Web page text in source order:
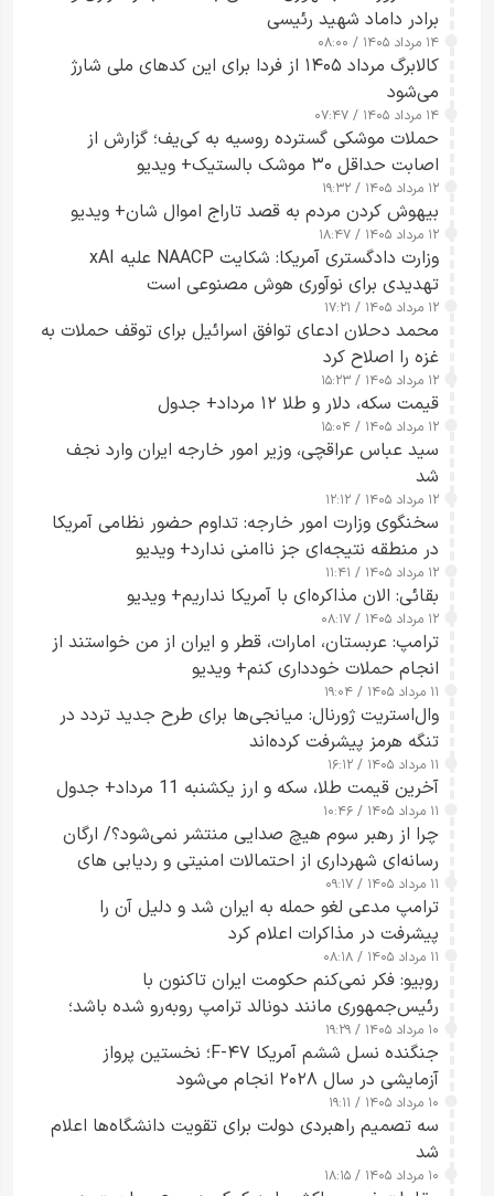
برادر داماد شهید رئیسی
۱۴ مرداد ۱۴۰۵ / ۰۸:۰۰
کالابرگ مرداد ۱۴۰۵ از فردا برای این کدهای ملی شارژ
می‌شود
۱۴ مرداد ۱۴۰۵ / ۰۷:۴۷
حملات موشکی گسترده روسیه به کی‌یف؛ گزارش از
اصابت حداقل ۳۰ موشک بالستیک+ ویدیو
۱۲ مرداد ۱۴۰۵ / ۱۹:۳۲
بیهوش کردن مردم به قصد تاراج اموال شان+ ویدیو
۱۲ مرداد ۱۴۰۵ / ۱۸:۴۷
وزارت دادگستری آمریکا: شکایت NAACP علیه xAI
تهدیدی برای نوآوری هوش مصنوعی است
۱۲ مرداد ۱۴۰۵ / ۱۷:۲۱
محمد دحلان ادعای توافق اسرائیل برای توقف حملات به
غزه را اصلاح کرد
۱۲ مرداد ۱۴۰۵ / ۱۵:۲۳
قیمت سکه، دلار و طلا ۱۲ مرداد+ جدول
۱۲ مرداد ۱۴۰۵ / ۱۵:۰۴
سید عباس عراقچی، وزیر امور خارجه ایران وارد نجف
شد
۱۲ مرداد ۱۴۰۵ / ۱۲:۱۲
سخنگوی وزارت امور خارجه: تداوم حضور نظامی آمریکا
در منطقه نتیجه‌ای جز ناامنی ندارد+ ویدیو
۱۲ مرداد ۱۴۰۵ / ۱۱:۴۱
بقائی: الان مذاکره‌ای با آمریکا نداریم+ ویدیو
۱۲ مرداد ۱۴۰۵ / ۰۸:۱۷
ترامپ: عربستان، امارات، قطر و ایران از من خواستند از
انجام حملات خودداری کنم+ ویدیو
۱۱ مرداد ۱۴۰۵ / ۱۹:۰۴
وال‌استریت ژورنال: میانجی‌ها برای طرح جدید تردد در
تنگه هرمز پیشرفت کرده‌اند
۱۱ مرداد ۱۴۰۵ / ۱۶:۱۲
آخرین قیمت طلا، سکه و ارز یکشنبه 11 مرداد+ جدول
۱۱ مرداد ۱۴۰۵ / ۱۰:۴۶
چرا از رهبر سوم هیچ صدایی منتشر نمی‌شود؟/ ارگان
رسانه‌ای شهرداری از احتمالات امنیتی و ردیابی های
جاسوسی گفت
۱۱ مرداد ۱۴۰۵ / ۰۹:۱۷
ترامپ مدعی لغو حمله به ایران شد و دلیل آن را
پیشرفت در مذاکرات اعلام کرد
۱۱ مرداد ۱۴۰۵ / ۰۸:۱۸
روبیو: فکر نمی‌کنم حکومت ایران تاکنون با
رئیس‌جمهوری مانند دونالد ترامپ روبه‌رو شده باشد؛
کسی که واقعاً دست به اقدام می‌زند
۱۰ مرداد ۱۴۰۵ / ۱۹:۲۹
جنگنده نسل ششم آمریکا F-۴۷؛ نخستین پرواز
آزمایشی در سال ۲۰۲۸ انجام می‌شود
۱۰ مرداد ۱۴۰۵ / ۱۹:۱۱
سه تصمیم راهبردی دولت برای تقویت دانشگاه‌ها اعلام
شد
۱۰ مرداد ۱۴۰۵ / ۱۸:۱۵